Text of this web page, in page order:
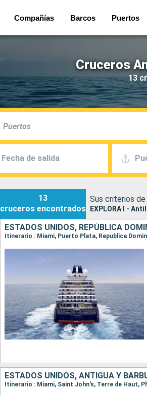
Compañías Barcos Puertos
Cruceros
13
Fecha de salida
13
cruceros encontrados
Sus criterios de
EXPLORA I -
ESTADOS UNIDOS, REPÚBLICA
Itinerario : Miami, Puerto Plata, Republica
ESTADOS UNIDOS, ANTIGUA Y